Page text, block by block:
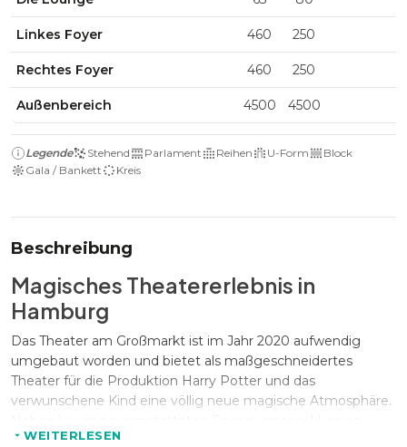
Linkes Foyer 460 250
Rechtes Foyer 460 250
Außenbereich 4500 4500
Legende Stehend Parlament Reihen U-Form
Block
Gala / Bankett
Kreis
Beschreibung
Magisches Theatererlebnis in
Hamburg
Das Theater am Großmarkt ist im Jahr 2020 aufwendig
umgebaut worden und bietet als maßgeschneidertes
Theater für die Produktion Harry Potter und das
verwunschene Kind eine völlig neue magische Atmosphäre.
Lounge bietet auch der Theatersaal ein spektakuläres und
WEITERLESEN